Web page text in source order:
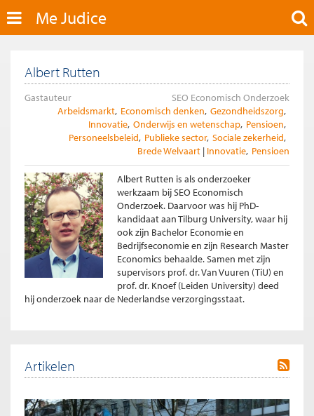
Me Judice
Albert Rutten
Gastauteur
SEO Economisch Onderzoek
Arbeidsmarkt Economisch denken Gezondheidszorg
Innovatie Onderwijs en wetenschap Pensioen
Personeelsbeleid Publieke sector Sociale zekerheid
Brede Welvaart Innovatie Pensioen
Albert Rutten is als onderzoeker
werkzaam bij SEO Economisch
Onderzoek. Daarvoor was hij PhD-
kandidaat aan Tilburg University, waar hij
ook zijn Bachelor Economie en
Bedrijfseconomie en zijn Research Master
Economics behaalde. Samen met zijn
supervisors prof. dr. Van Vuuren (TiU) en
prof. dr. Knoef (Leiden University) deed
hij onderzoek naar de Nederlandse verzorgingsstaat.
Artikelen